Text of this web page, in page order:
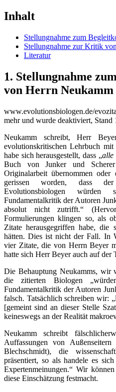
Inhalt
Stellungnahme zum
Stellungnahme zur Kritik
Literatur
1. Stellungnahme
von Herrn Neukamm
www.evolutionsbiologen.de/
mehr und wurde deaktiviert, Stand
Neukamm schreibt, Herr
evolutionskritischen Lehrbuch
habe sich herausgestellt, dass „alle
Buch von Junker und
Originalarbeit übernommen oder
gerissen worden, dass
Evolutionsbiologen
Fundamentalkritik der Autoren
absolut nicht zutrifft.“
Formulierungen klingen so, als
Zitate herausgegriffen habe, die
hätten. Dies ist nicht der Fall. In
vier Zitate, die von Herrn Beyer
hatte sich Herr Beyer auch auf der
Die Behauptung Neukamms, wir
die zitierten Biologen
Fundamentalkritik der Autoren
falsch. Tatsächlich schreiben wir:
[gemeint sind an dieser Stelle
keineswegs an der Realität
Neukamm schreibt
Auffassungen von
Blechschmidt), die
präsentiert, so als handele es
Expertenmeinungen.“ Wir
diese Einschätzung festmacht.